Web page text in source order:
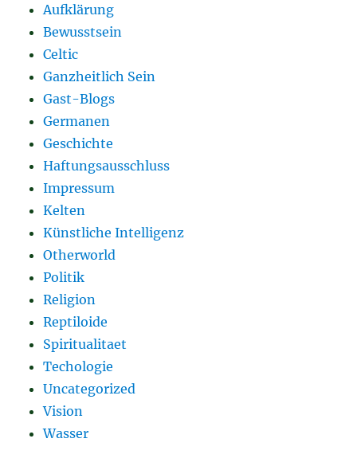
Aufklärung
Bewusstsein
Celtic
Ganzheitlich Sein
Gast-Blogs
Germanen
Geschichte
Haftungsausschluss
Impressum
Kelten
Künstliche Intelligenz
Otherworld
Politik
Religion
Reptiloide
Spiritualitaet
Techologie
Uncategorized
Vision
Wasser